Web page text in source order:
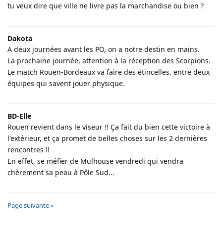
tu veux dire que ville ne livre pas la marchandise ou bien ?
Dakota
A deux journées avant les PO, on a notre destin en mains.
La prochaine journée, attention à la réception des Scorpions.
Le match Rouen-Bordeaux va faire des étincelles, entre deux
équipes qui savent jouer physique.
BD-Elle
Rouen revient dans le viseur !! Ça fait du bien cette victoire à
l'extérieur, et ça promet de belles choses sur les 2 dernières
rencontres !!
En effet, se méfier de Mulhouse vendredi qui vendra
chèrement sa peau à Pôle Sud...
Page suivante »